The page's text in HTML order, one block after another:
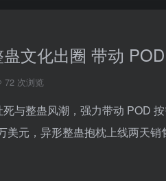
文化出圈 带动
72 次浏览
与整蛊风潮，强力带动 POD
美元，异形整蛊抱枕上线两天